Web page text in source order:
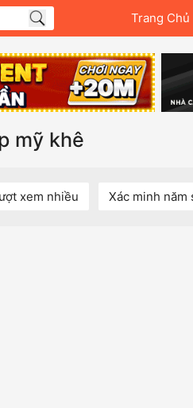
Trang Chủ
mỹ khê
xem nhiều Xác minh năm